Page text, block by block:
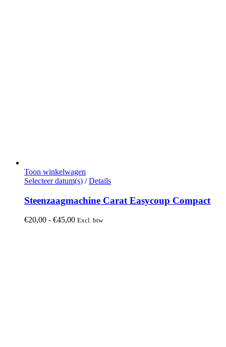
Toon winkelwagen
Selecteer datum(s) Dit
heeft
meerdere
variaties.
/ Details
Steenzaagmachine Carat Easycoup Compact
€20,00 - €45,00Prijsklasse:
Excl. btw